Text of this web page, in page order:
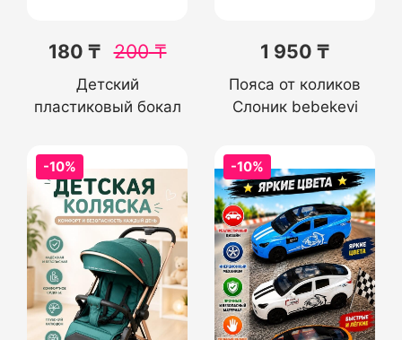
180 ₸ 200₸
Детский
пластиковый бокал
1 950 ₸
Пояса от коликов
Слоник bebekevi
-10% -10%